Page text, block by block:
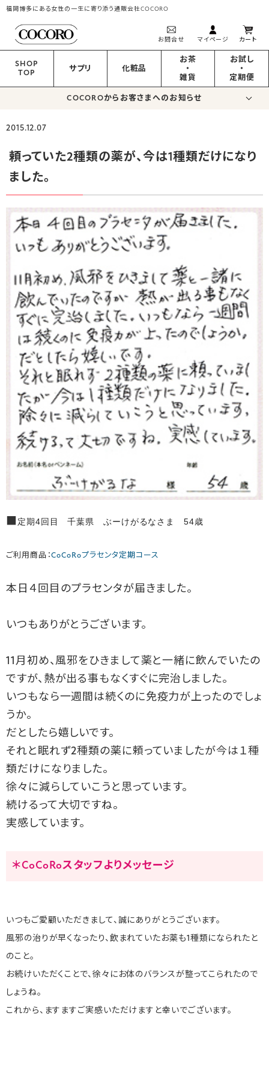
福岡博多にある女性の一生に寄り添う通販会社COCORO
お問合せ マイページ カート
SHOP
TOP
サプリ 化粧品
お茶
・
雑貨
お試し
・
定期便
COCOROからお客さまへのお知らせ
2015.12.07
頼っていた2種類の薬が、今は1種類だけになり
ました。
■定期4回目 千葉県 ぶーけがるなさま 54歳
ご利用商品：CoCoRoプラセンタ定期コース
本日４回目のプラセンタが届きました。
いつもありがとうございます。
11月初め、風邪をひきまして薬と一緒に飲んでいたの
ですが、熱が出る事もなくすぐに完治しました。
いつもなら一週間は続くのに免疫力が上ったのでしょ
うか。
だとしたら嬉しいです。
それと眠れず2種類の薬に頼っていましたが今は１種
類だけになりました。
徐々に減らしていこうと思っています。
続けるって大切ですね。
実感しています。
＊CoCoRoスタッフよりメッセージ
いつもご愛顧いただきまして、誠にありがとうございます。
風邪の治りが早くなったり、飲まれていたお薬も1種類になられたと
のこと。
お続けいただくことで、徐々にお体のバランスが整ってこられたので
しょうね。
これから、ますますご実感いただけますと幸いでございます。